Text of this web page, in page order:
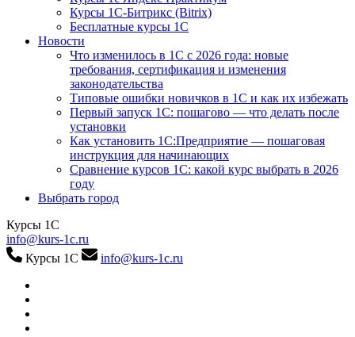
Курсы 1С-Битрикс (Bitrix)
Бесплатные курсы 1С
Новости
Что изменилось в 1С с 2026 года: новые
требования, сертификация и изменения
законодательства
Типовые ошибки новичков в 1С и как их избежать
Первый запуск 1С: пошагово — что делать после
установки
Как установить 1С:Предприятие — пошаговая
инструкция для начинающих
Сравнение курсов 1С: какой курс выбрать в 2026
году
Выбрать город
Курсы 1С
info@kurs-1c.ru
Курсы 1С
info@kurs-1c.ru